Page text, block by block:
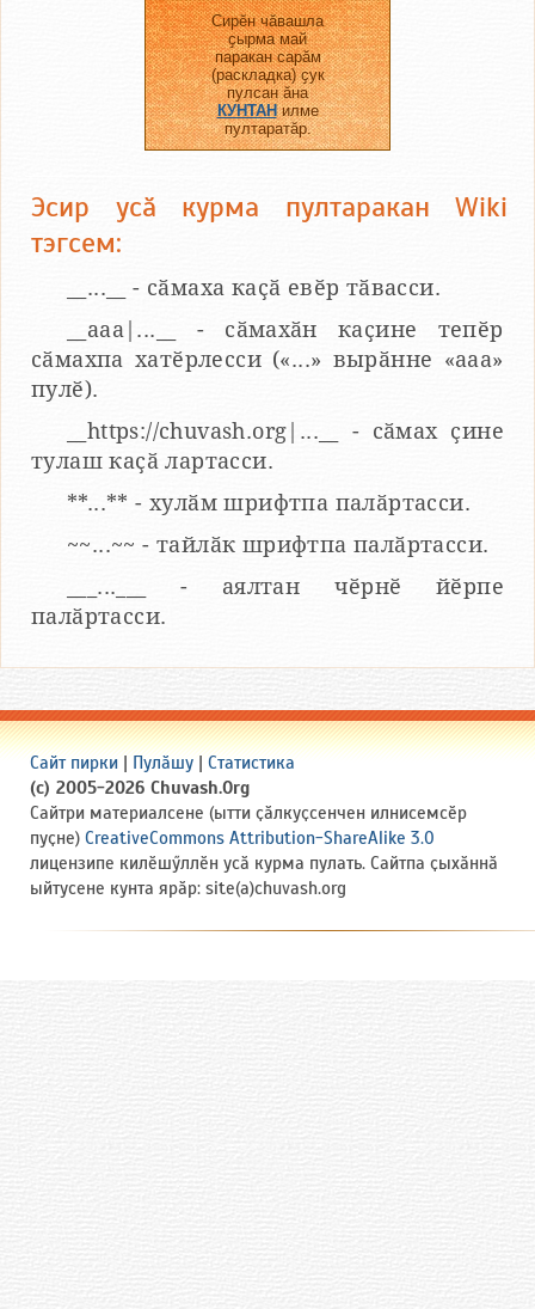
Сирӗн чӑвашла
ҫырма май
паракан сарӑм
(раскладка) ҫук
пулсан ӑна
КУНТАНилме
пултаратӑр.
Эсир усӑ курма пултаракан Wiki
тэгсем:
__...__ - сӑмаха каҫӑ евӗр тӑвасси.
__aaa|...__ - сӑмахӑн каҫине тепӗр
сӑмахпа хатӗрлесси («...» вырӑнне «ааа»
пулӗ).
__https://chuvash.org|...__ - сӑмах ҫине
тулаш каҫӑ лартасси.
**...** - хулӑм шрифтпа палӑртасси.
~~...~~ - тайлӑк шрифтпа палӑртасси.
___...___ - аялтан чӗрнӗ йӗрпе
палӑртасси.
Сайт пирки | Пулӑшу | Статистика
(c) 2005-2026 Chuvash.Org
Сайтри материалсене (ытти ҫӑлкуҫсенчен илнисемсӗр
пуҫне) CreativeCommons Attribution-ShareAlike 3.0
лицензипе килӗшӳллӗн усӑ курма пулать. Сайтпа ҫыхӑннӑ
ыйтусене кунта ярӑр: site(a)chuvash.org